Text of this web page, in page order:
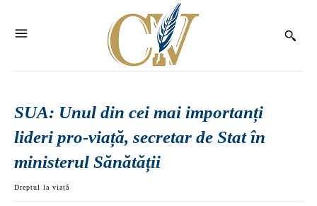
SUA: Unul din cei mai importanți
lideri pro-viață, secretar de Stat în
ministerul Sănătății
Dreptul la viață